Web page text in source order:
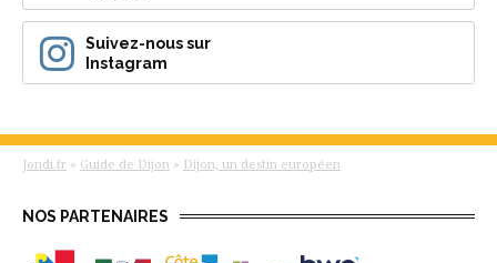
Suivez-nous sur
Instagram
Jondi.fr » Guide de Dijon » Dijon, un destin européen
NOS PARTENAIRES